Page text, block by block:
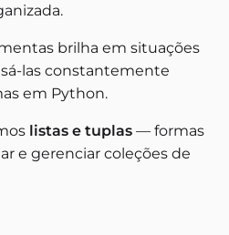
brilha em situações
las constantemente
em Python.
listas e tuplas — formas
e gerenciar coleções de